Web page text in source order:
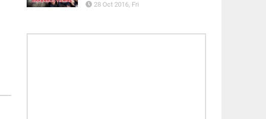
28 Oct 2016, Fri